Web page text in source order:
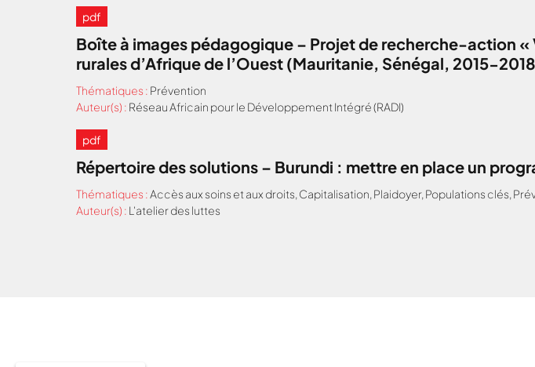
pdf
Boîte à images pédagogique – Projet de recherche-action
rurales d’Afrique de l’Ouest (Mauritanie, Sénégal, 2015-
Thématiques : Prévention
Auteur(s) : Réseau Africain pour le Développement Intégré (RADI)
pdf
Répertoire des solutions – Burundi : mettre en place un
Thématiques :Accès aux soins et aux droits, Capitalisation, Plaidoyer, Populations clés,
Auteur(s) : L'atelier des luttes